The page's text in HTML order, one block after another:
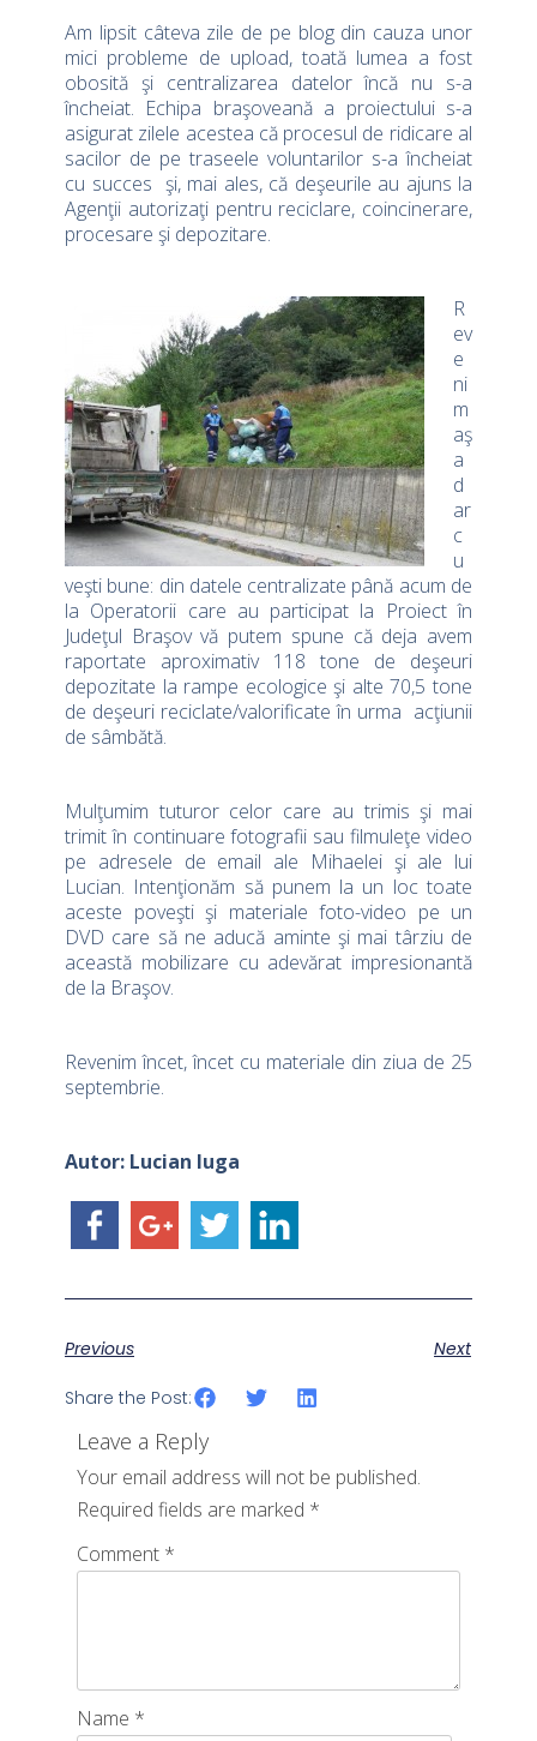
Am lipsit câteva zile de pe blog din cauza unor
mici probleme de upload, toată lumea a fost
obosită şi centralizarea datelor încă nu s-a
încheiat. Echipa braşoveană a proiectului s-a
asigurat zilele acestea că procesul de ridicare al
sacilor de pe traseele voluntarilor s-a încheiat
cu succes şi, mai ales, că deşeurile au ajuns la
Agenţii autorizaţi pentru reciclare, coincinerare,
procesare şi depozitare.
R
ev
e
ni
m
aş
a
d
ar
c
u
veşti bune: din datele centralizate până acum de
la Operatorii care au participat la Proiect în
Judeţul Braşov vă putem spune că deja avem
raportate aproximativ 118 tone de deşeuri
depozitate la rampe ecologice şi alte 70,5 tone
de deşeuri reciclate/valorificate în urma acţiunii
de sâmbătă.
Mulţumim tuturor celor care au trimis şi mai
trimit în continuare fotografii sau filmuleţe video
pe adresele de email ale Mihaelei şi ale lui
Lucian. Intenţionăm să punem la un loc toate
aceste poveşti şi materiale foto-video pe un
DVD care să ne aducă aminte şi mai târziu de
această mobilizare cu adevărat impresionantă
de la Braşov.
Revenim încet, încet cu materiale din ziua de 25
septembrie.
Autor: Lucian Iuga
Previous Next
Share the Post:
Leave a Reply
Your email address will not be published.
Required fields are marked *
Comment *
Name *